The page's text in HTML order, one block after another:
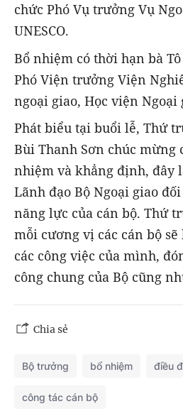
chức Phó Vụ trưởng Vụ
UNESCO.
Bổ nhiệm có thời hạn bà
Phó Viện trưởng Viện
ngoại giao, Học viện Ngoại
Phát biểu tại buổi lễ, Thứ
Bùi Thanh Sơn chúc mừng
nhiệm và khẳng định, đây
Lãnh đạo Bộ Ngoại giao
năng lực của cán bộ. Thứ
mỗi cương vị các cán bộ
các công việc của mình,
công chung của Bộ cũng
Chia sẻ
Bộ trưởng bổ nhiệm điều
công tác cán bộ